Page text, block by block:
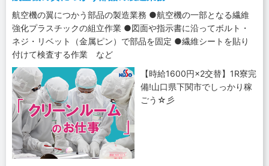
航空機の翼につかう部品の製造業務 ●航空機の一部となる繊維
強化プラスチックの組立作業 ●図面や指示書に沿ってボルト・
ネジ・リベット（金属ピン）で部品を固定 ●繊維シートを貼り
付けて検査する作業 など
【時給1600円×2交替】1R寮完
備!山口県下関市でしっかり稼
ごう☆彡